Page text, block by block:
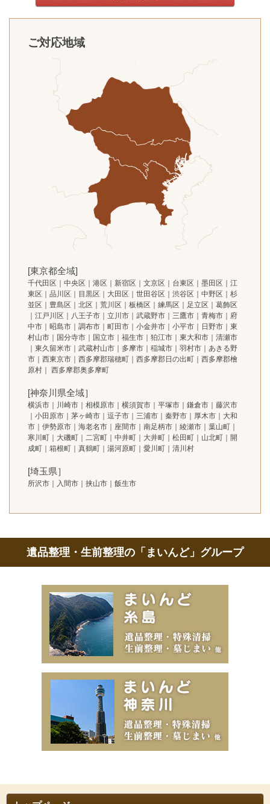
ご対応地域
[東京都全域]
千代田区｜中央区｜港区｜新宿区｜文京区｜台東区｜墨田区｜江
東区｜品川区｜目黒区｜大田区｜世田谷区｜渋谷区｜中野区｜杉
並区｜豊島区｜北区｜荒川区｜板橋区｜練馬区｜足立区｜葛飾区
｜江戸川区｜八王子市｜立川市｜武蔵野市｜三鷹市｜青梅市｜府
中市｜昭島市｜調布市｜町田市｜小金井市｜小平市｜日野市｜東
村山市｜国分寺市｜国立市｜福生市｜狛江市｜東大和市｜清瀬市
｜東久留米市｜武蔵村山市｜多摩市｜稲城市｜羽村市｜あきる野
市｜西東京市｜西多摩郡瑞穂町｜西多摩郡日の出町｜西多摩郡檜
原村｜ 西多摩郡奥多摩町
[神奈川県全域］
横浜市｜川崎市｜相模原市｜横須賀市｜平塚市｜鎌倉市｜藤沢市
｜小田原市｜茅ヶ崎市｜逗子市｜三浦市｜秦野市｜厚木市｜大和
市｜伊勢原市｜海老名市｜座間市｜南足柄市｜綾瀬市｜葉山町｜
寒川町｜大磯町｜二宮町｜中井町｜大井町｜松田町｜山北町｜開
成町｜箱根町｜真鶴町｜湯河原町｜愛川町｜清川村
[埼玉県］
所沢市｜入間市｜挟山市｜飯生市
遺品整理・生前整理の「まいんど」グループ